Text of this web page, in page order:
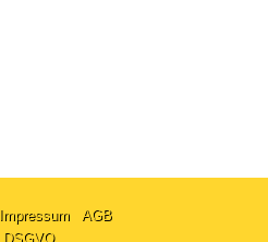
Impressum
AGB
DSGVO